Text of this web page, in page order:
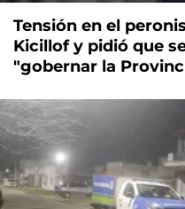
Tensión en el
Kicillof y pidió que
"gobernar la